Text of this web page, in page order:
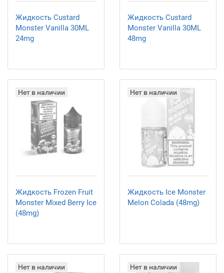
Жидкость Custard
Monster Vanilla 30ML
24mg
Жидкость Custard
Monster Vanilla 30ML
48mg
Нет в наличии
Жидкость Frozen Fruit
Monster Mixed Berry Ice
(48mg)
Нет в наличии
Жидкость Ice Monster
Melon Colada (48mg)
Нет в наличии Нет в наличии